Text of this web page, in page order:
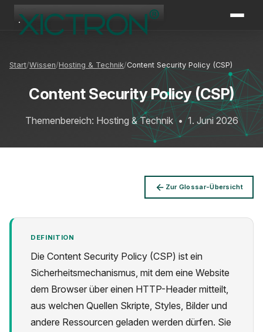
Start Wissen Hosting & Technik Content Security Policy (CSP)
Content Security Policy (CSP)
Themenbereich: Hosting & Technik • 1. Juni 2026
Zur Glossar-Übersicht
DEFINITION
Die Content Security Policy (CSP) ist ein
Sicherheitsmechanismus, mit dem eine Website
dem Browser über einen HTTP-Header mitteilt,
aus welchen Quellen Skripte, Styles, Bilder und
andere Ressourcen geladen werden dürfen. Sie
XICTRON